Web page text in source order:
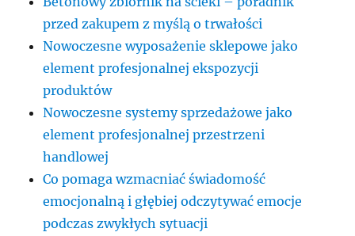
przed zakupem z myślą o trwałości
Nowoczesne wyposażenie sklepowe jako
element profesjonalnej ekspozycji
produktów
Nowoczesne systemy sprzedażowe jako
element profesjonalnej przestrzeni
handlowej
Co pomaga wzmacniać świadomość
emocjonalną i głębiej odczytywać emocje
podczas zwykłych sytuacji